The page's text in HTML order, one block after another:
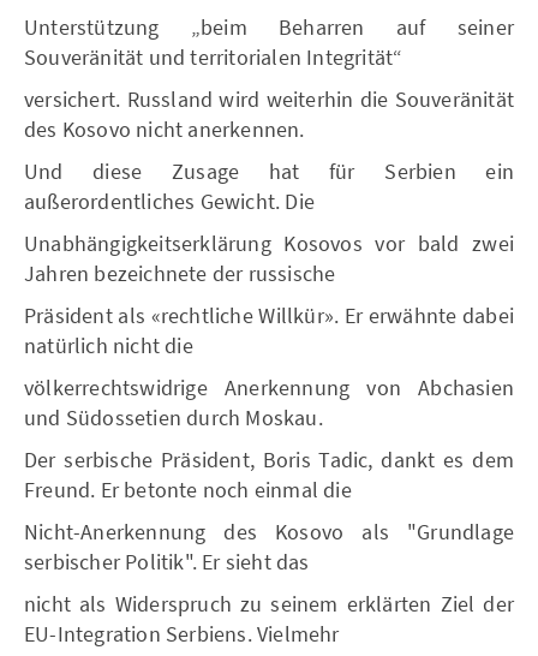
Unterstützung „beim Beharren auf seiner
Souveränität und territorialen Integrität“
versichert. Russland wird weiterhin die Souveränität
des Kosovo nicht anerkennen.
Und diese Zusage hat für Serbien ein
außerordentliches Gewicht. Die
Unabhängigkeitserklärung Kosovos vor bald zwei
Jahren bezeichnete der russische
Präsident als «rechtliche Willkür». Er erwähnte dabei
natürlich nicht die
völkerrechtswidrige Anerkennung von Abchasien
und Südossetien durch Moskau.
Der serbische Präsident, Boris Tadic, dankt es dem
Freund. Er betonte noch einmal die
Nicht-Anerkennung des Kosovo als "Grundlage
serbischer Politik". Er sieht das
nicht als Widerspruch zu seinem erklärten Ziel der
EU-Integration Serbiens. Vielmehr